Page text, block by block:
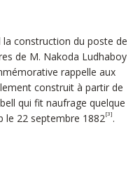
la construction du poste de
de M. Nakoda Ludhaboy
rappelle aux
construit à partir de
qui fit naufrage quelque
le 22 septembre 1882[3] .